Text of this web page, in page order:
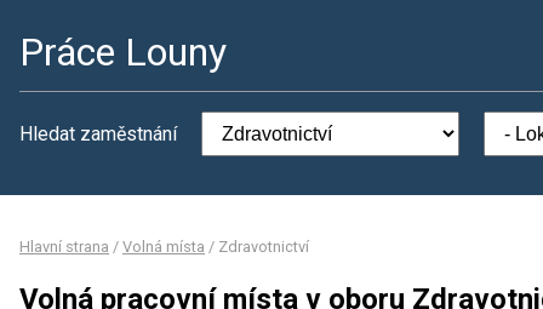
Práce Louny
Hledat zaměstnání
Hlavní strana / Volná místa / Zdravotnictví
Volná pracovní místa v oboru